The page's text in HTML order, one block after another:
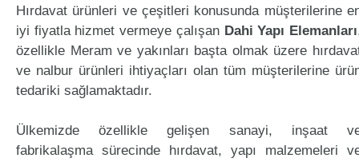
Hırdavat ürünleri ve çeşitleri konusunda müşterilerine
iyi fiyatla hizmet vermeye çalışan Dahi Yapı Elemanları
özellikle Meram ve yakınları başta olmak üzere
ve nalbur ürünleri ihtiyaçları olan tüm müşterilerine
tedariki sağlamaktadır.
Ülkemizde özellikle gelişen sanayi, inşaat
fabrikalaşma sürecinde hırdavat, yapı malzemeleri